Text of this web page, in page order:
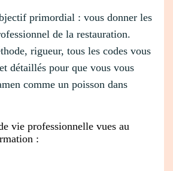
primordial : vous donner les
de la restauration.
rigueur, tous les codes vous
détaillés pour que vous vous
comme un poisson dans
vie professionnelle vues au
: